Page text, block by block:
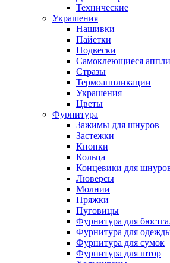
Технические
Украшения
Нашивки
Пайетки
Подвески
Самоклеющиеся
Стразы
Термоаппликации
Украшения
Цветы
Фурнитура
Зажимы для шнуров
Застежки
Кнопки
Кольца
Концевики для
Люверсы
Молнии
Пряжки
Пуговицы
Фурнитура для
Фурнитура для
Фурнитура для сумок
Фурнитура для штор